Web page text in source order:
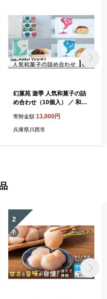
幻菓苑 遊季 人気和菓子の詰
め合わせ（10個入） ／ 和菓
もなか 詰め合わせ 詰合せ 詰
合 贈答用 贈り物 ギフト プレ
寄附金額 13,000円
兵庫県川西市
2